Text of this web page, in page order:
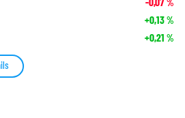
%
+0,13%
+0,21 %